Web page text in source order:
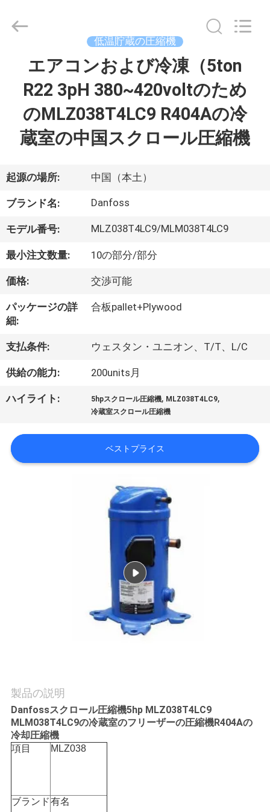
ク
ト
VR
シ
ョ
ー
私
達
に
い
管
理
私
に
2026
Shanghai KUB
Reserved.
低温貯蔵の圧縮機
エアコンおよび冷凍（5ton
R22 3pH 380~420voltのため
のMLZ038T4LC9 R404Aの冷
蔵室の中国スクロール圧縮機
起源の場所: 中国（本土）
ブランド名: Danfoss
モデル番号: MLZ038T4LC9/MLM038T4LC9
最小注文数量: 10の部分/部分
価格: 交渉可能
パッケージの詳
細:
合板pallet+Plywood
支払条件: ウェスタン・ユニオン、T/T、L/C
供給の能力: 200units月
ハイライト: 5hpスクロール圧縮機, MLZ038T4LC9,
冷蔵室スクロール圧縮機
ベストプライス
製品の説明
Danfossスクロール圧縮機5hp MLZ038T4LC9
MLM038T4LC9の冷蔵室のフリーザーの圧縮機R404Aの
冷却圧縮機
項目 MLZ038
ブランド有名